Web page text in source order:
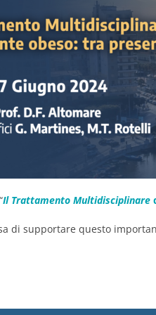
Il Trattamento Multidisciplinare
di supportare questo